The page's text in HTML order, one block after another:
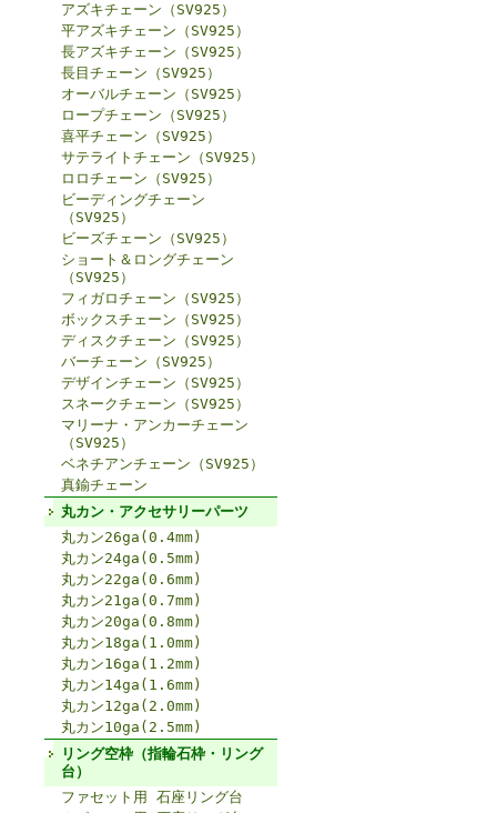
アズキチェーン（SV925）
平アズキチェーン（SV925）
長アズキチェーン（SV925）
長目チェーン（SV925）
オーバルチェーン（SV925）
ロープチェーン（SV925）
喜平チェーン（SV925）
サテライトチェーン（SV925）
ロロチェーン（SV925）
ビーディングチェーン
（SV925）
ビーズチェーン（SV925）
ショート＆ロングチェーン
（SV925）
フィガロチェーン（SV925）
ボックスチェーン（SV925）
ディスクチェーン（SV925）
バーチェーン（SV925）
デザインチェーン（SV925）
スネークチェーン（SV925）
マリーナ・アンカーチェーン
（SV925）
ベネチアンチェーン（SV925）
真鍮チェーン
丸カン・アクセサリーパーツ
丸カン26ga(0.4mm)
丸カン24ga(0.5mm)
丸カン22ga(0.6mm)
丸カン21ga(0.7mm)
丸カン20ga(0.8mm)
丸カン18ga(1.0mm)
丸カン16ga(1.2mm)
丸カン14ga(1.6mm)
丸カン12ga(2.0mm)
丸カン10ga(2.5mm)
リング空枠（指輪石枠・リング
台）
ファセット用 石座リング台